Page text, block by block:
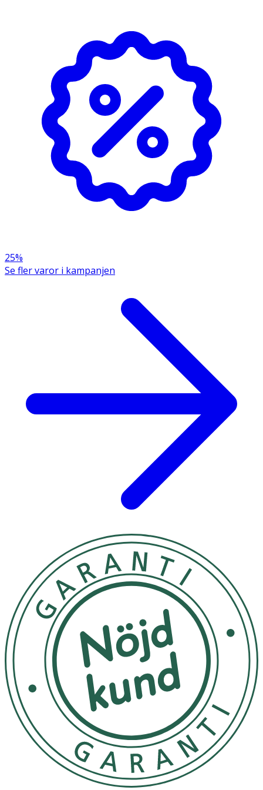
Aqua, Diethylamino Hydroxybenzoyl Hexyl Benzoate,
Ethylhexyl Salicylate, C12-15 Alkyl Benzoate, Ethylhexyl
Triazone, Niacinamide, Titanium Dioxide (nano), Bis-
Ethylhexyloxyphenol Methoxyphenyl Triazine, Propylene
Glycol, Diisopropyl Sebacate, Glycerin, Potassium Cetyl
Phosphate, Tocopheryl Acetate, Cetearyl Alcohol,
Myristyl Myristate, Ascorbyl Glucoside, Sodium
Hyaluronate, Ubiquinone, Tetrapeptide-21,
Biosaccharide Gum-4, Sorbitol, Canola Oil, Dimethicone,
Sucrose Stearate, Silica, Alumina, Alpha-Glucan
Oligosaccharide, Butylene Glycol, Propanediol, Xanthan
Gum, Algin, Tapioca Starch, Sodium Polyacrylate, Sodium
Citrate, Citric Acid, Phenoxyethanol, Sodium Benzoate,
25%
Se fler varor i kampanjen